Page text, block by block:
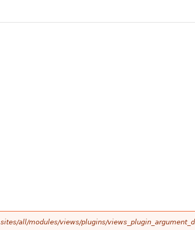
sites/all/modules/views/plugins/